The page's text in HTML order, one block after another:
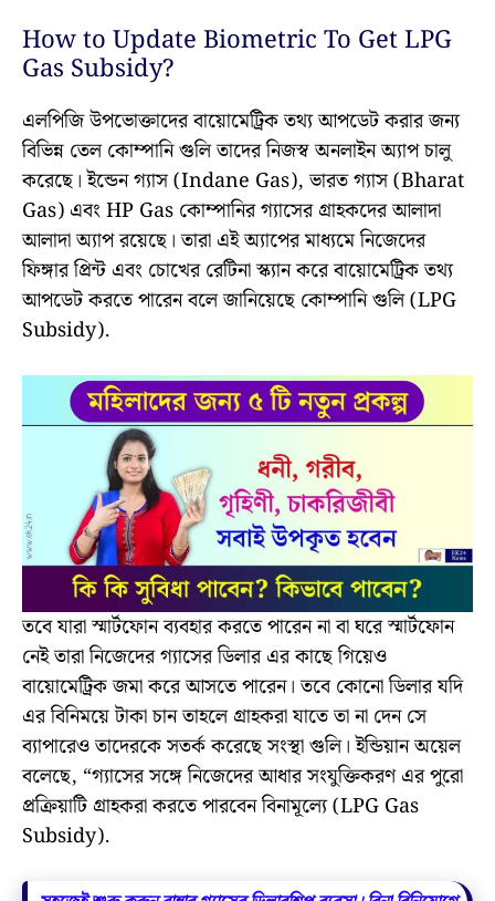
How to Update Biometric To Get LPG
Gas Subsidy?
এলপিজি উপভোক্তাদের বায়োমেট্রিক তথ্য আপডেট করার জন্য
বিভিন্ন তেল কোম্পানি গুলি তাদের নিজস্ব অনলাইন অ্যাপ চালু
করেছে। ইন্ডেন গ্যাস (Indane Gas), ভারত গ্যাস (Bharat
Gas) এবং HP Gas কোম্পানির গ্যাসের গ্ৰাহকদের আলাদা
আলাদা অ্যাপ রয়েছে। তারা এই অ্যাপের মাধ্যমে নিজেদের
ফিঙ্গার প্রিন্ট এবং চোখের রেটিনা স্ক্যান করে বায়োমেট্রিক তথ্য
আপডেট করতে পারেন বলে জানিয়েছে কোম্পানি গুলি (LPG
Subsidy).
তবে যারা স্মার্টফোন ব্যবহার করতে পারেন না বা ঘরে স্মার্টফোন
নেই তারা নিজেদের গ্যাসের ডিলার এর কাছে গিয়েও
বায়োমেট্রিক জমা করে আসতে পারেন। তবে কোনো ডিলার যদি
এর বিনিময়ে টাকা চান তাহলে গ্রাহকরা যাতে তা না দেন সে
ব্যাপারেও তাদেরকে সতর্ক করেছে সংস্থা গুলি। ইন্ডিয়ান অয়েল
বলেছে, “গ্যাসের সঙ্গে নিজেদের আধার সংযুক্তিকরণ এর পুরো
প্রক্রিয়াটি গ্রাহকরা করতে পারবেন বিনামূল্যে (LPG Gas
Subsidy).